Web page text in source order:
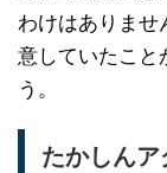
わけはありませ
意していたこと
う。
たかしん